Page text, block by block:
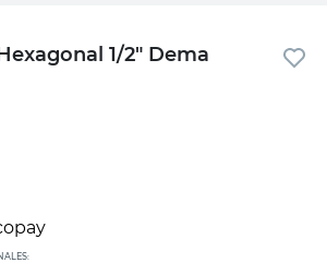
1/2" Dema